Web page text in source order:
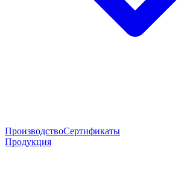
ПроизводствоСертификаты
Продукция